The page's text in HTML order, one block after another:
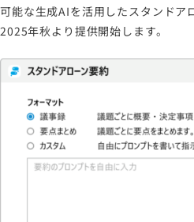
可能な生成AIを活用したスタンドア
2025年秋より提供開始します。